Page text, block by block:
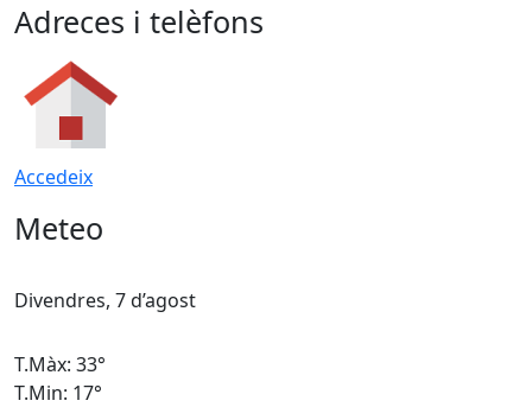
Adreces i telèfons
Accedeix
Meteo
Divendres, 7 d’agost
T.Màx: 33°
T.Min: 17°